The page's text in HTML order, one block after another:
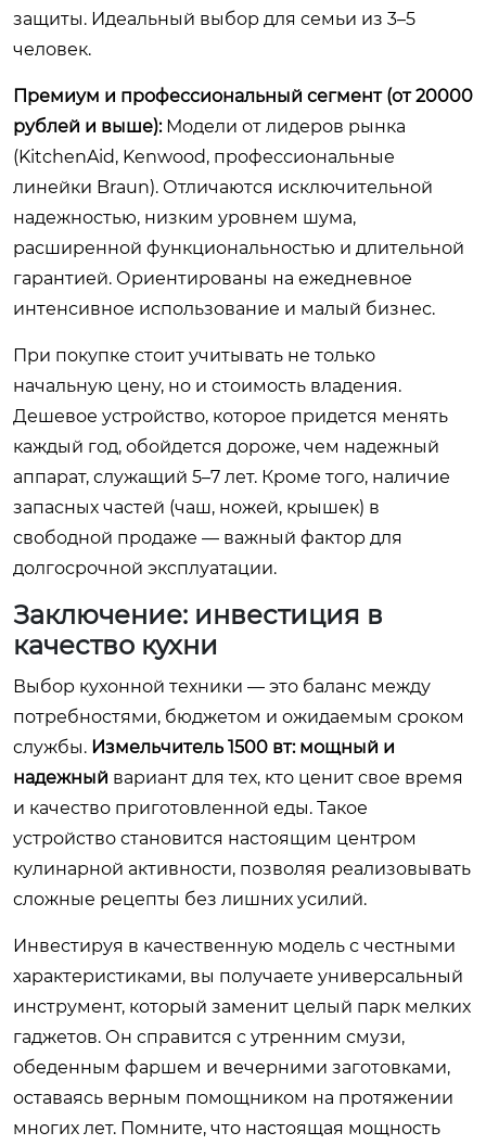
защиты. Идеальный выбор для семьи из 3–5
человек.
Премиум и профессиональный сегмент (от 20000
рублей и выше):Модели от лидеров рынка
(KitchenAid, Kenwood, профессиональные
линейки Braun). Отличаются исключительной
надежностью, низким уровнем шума,
расширенной функциональностью и длительной
гарантией. Ориентированы на ежедневное
интенсивное использование и малый бизнес.
При покупке стоит учитывать не только
начальную цену, но и стоимость владения.
Дешевое устройство, которое придется менять
каждый год, обойдется дороже, чем надежный
аппарат, служащий 5–7 лет. Кроме того, наличие
запасных частей (чаш, ножей, крышек) в
свободной продаже — важный фактор для
долгосрочной эксплуатации.
Заключение: инвестиция в
качество кухни
Выбор кухонной техники — это баланс между
потребностями, бюджетом и ожидаемым сроком
службы. Измельчитель 1500 вт: мощный и
надежный вариант для тех, кто ценит свое время
и качество приготовленной еды. Такое
устройство становится настоящим центром
кулинарной активности, позволяя реализовывать
сложные рецепты без лишних усилий.
Инвестируя в качественную модель с честными
характеристиками, вы получаете универсальный
инструмент, который заменит целый парк мелких
гаджетов. Он справится с утренним смузи,
обеденным фаршем и вечерними заготовками,
оставаясь верным помощником на протяжении
многих лет. Помните, что настоящая мощность